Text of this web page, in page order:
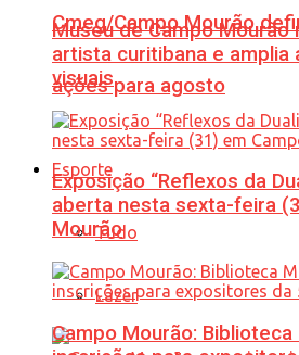
Cmeg/Campo Mourão
ações para agosto
Esporte
Tudo
Lazer
Museu de Campo Mourão
artista curitibana e amplia
visuais
Exposição “Reflexos da
aberta nesta sexta-feira
Mourão
Campo Mourão: